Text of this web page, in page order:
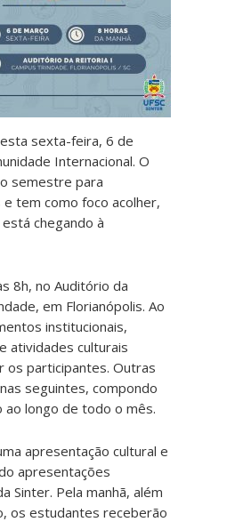
sexta-feira, 6 de
Internacional. O
semestre para
tem como foco acolher,
chegando à
8h, no Auditório da
em Florianópolis. Ao
institucionais,
atividades culturais
os participantes. Outras
seguintes, compondo
ao longo de todo o mês.
apresentação cultural e
apresentações
Sinter. Pela manhã, além
os estudantes receberão